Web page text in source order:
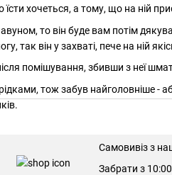
хочеться, а тому, що на ній
то він буде вам потім
так він у захваті, пече на ній
помішування, збивши з неї
тож забув найголовніше -
Самовивіз з
Забрати з